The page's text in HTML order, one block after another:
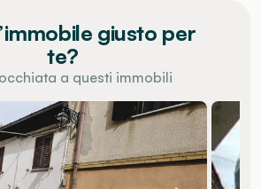
giusto per
te?
a questi immobili